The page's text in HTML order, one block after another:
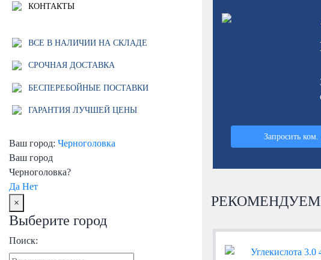
КОНТАКТЫ
ВСЕ В НАЛИЧИИ НА СКЛАДЕ
СРОЧНАЯ ДОСТАВКА
БЕСПЕРЕБОЙНЫЕ ПОСТАВКИ
ГАРАНТИЯ ЛУЧШЕЙ ЦЕНЫ
Ваш город: Черноголовка
Ваш город
Черноголовка?
Да Нет
×
Выберите город
Поиск:
Запросить